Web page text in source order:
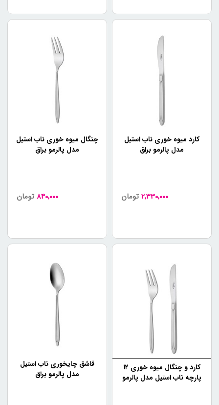
کارد میوه خوری ناب استیل
مدل پالرمو براق
2,330,000 تومان
چنگال میوه خوری ناب استیل
مدل پالرمو براق
840,000 تومان
کارد و چنگال میوه خوری ۱۲
پارچه ناب استیل مدل پالرمو
قاشق چایخوری ناب استیل
مدل پالرمو براق